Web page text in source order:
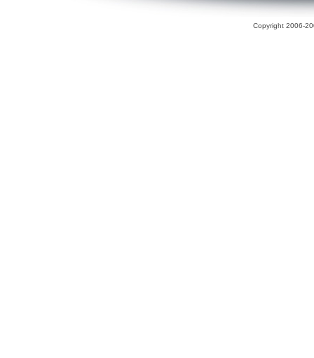
Copyright 2006-